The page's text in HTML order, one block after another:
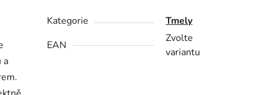
a
Kategorie
Tmely
EAN
Zvolte
variantu